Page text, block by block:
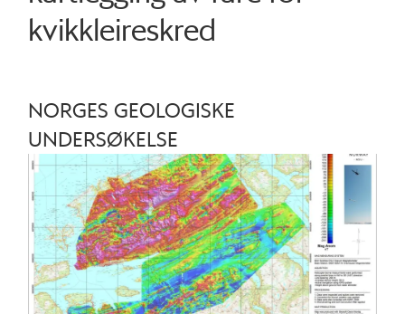
kvikkleireskred
NORGES GEOLOGISKE
UNDERSØKELSE